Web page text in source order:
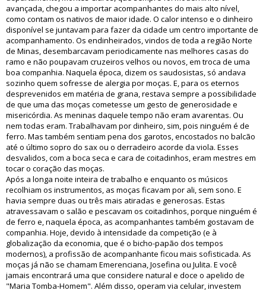
avançada, chegou a importar acompanhantes do mais alto nível,
como contam os nativos de maior idade. O calor intenso e o dinheiro
disponível se juntavam para fazer da cidade um centro importante de
acompanhamento. Os endinheirados, vindos de toda a região Norte
de Minas, desembarcavam periodicamente nas melhores casas do
ramo e não poupavam cruzeiros velhos ou novos, em troca de uma
boa companhia. Naquela época, dizem os saudosistas, só andava
sozinho quem sofresse de alergia por moças. E, para os eternos
desprevenidos em matéria de grana, restava sempre a possibilidade
de que uma das moças cometesse um gesto de generosidade e
misericórdia. As meninas daquele tempo não eram avarentas. Ou
nem todas eram. Trabalhavam por dinheiro, sim, pois ninguém é de
ferro. Mas também sentiam pena dos garotos, encostados no balcão
até o último sopro do sax ou o derradeiro acorde da viola. Esses
desvalidos, com a boca seca e cara de coitadinhos, eram mestres em
tocar o coração das moças.
Após a longa noite inteira de trabalho e enquanto os músicos
recolhiam os instrumentos, as moças ficavam por ali, sem sono. E
havia sempre duas ou três mais atiradas e generosas. Estas
atravessavam o salão e pescavam os coitadinhos, porque ninguém é
de ferro e, naquela época, as acompanhantes também gostavam de
companhia. Hoje, devido à intensidade da competição (e à
globalização da economia, que é o bicho-papão dos tempos
modernos), a profissão de acompanhante ficou mais sofisticada. As
moças já não se chamam Emerenciana, Josefina ou Julita. E você
jamais encontrará uma que considere natural e doce o apelido de
"Maria Tomba-Homem". Além disso, operam via celular, investem